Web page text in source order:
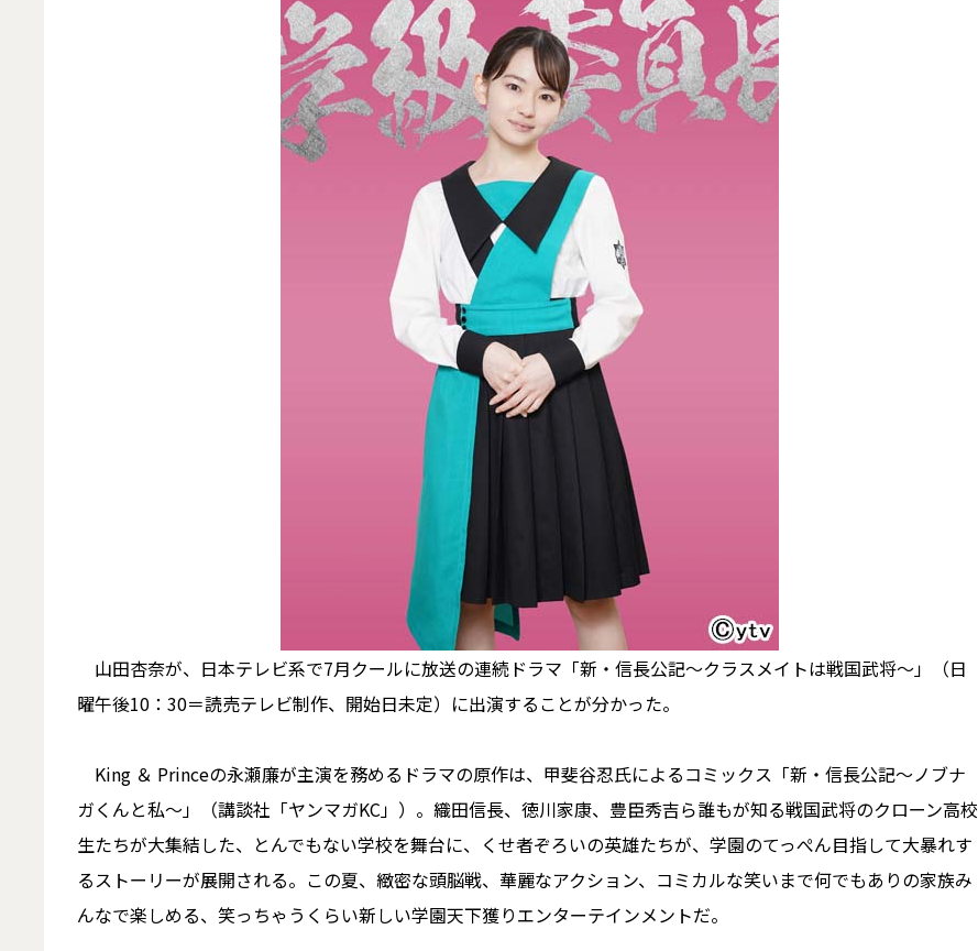
山田杏奈が、日本テレビ系で7月クールに放送の連続ドラマ「新・信長公記～クラスメイトは戦国武将～」（日
曜午後10：30＝読売テレビ制作、開始日未定）に出演することが分かった。
King ＆ Princeの永瀬廉が主演を務めるドラマの原作は、甲斐谷忍氏によるコミックス「新・信長公記～ノブナ
ガくんと私～」（講談社「ヤンマガKC」）。織田信長、徳川家康、豊臣秀吉ら誰もが知る戦国武将のクローン高校
生たちが大集結した、とんでもない学校を舞台に、くせ者ぞろいの英雄たちが、学園のてっぺん目指して大暴れす
るストーリーが展開される。この夏、緻密な頭脳戦、華麗なアクション、コミカルな笑いまで何でもありの家族み
んなで楽しめる、笑っちゃうくらい新しい学園天下獲りエンターテインメントだ。